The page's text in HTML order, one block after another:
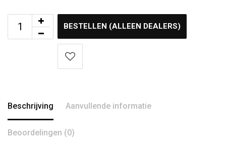
BESTELLEN (ALLEEN DEALERS)
Beschrijving Aanvullende informatie
Beoordelingen (0)